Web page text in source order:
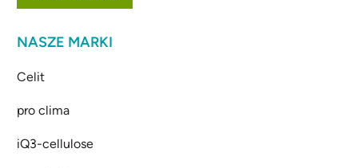
NASZE MARKI
Celit
pro clima
iQ3-cellulose